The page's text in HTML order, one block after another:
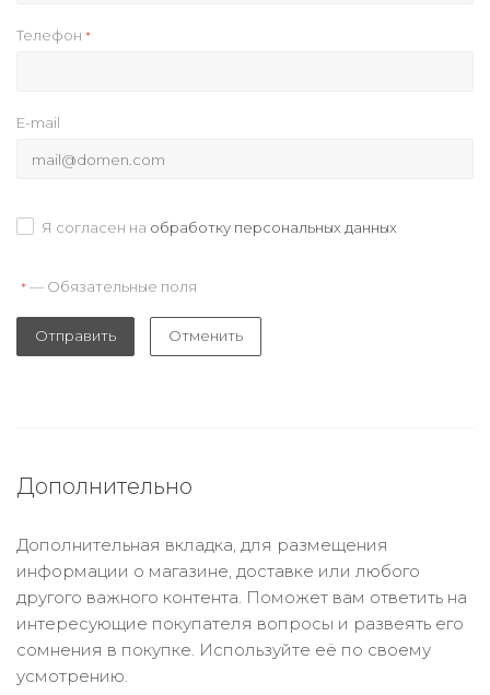
Телефон *
E-mail
Я согласен на обработку персональных данных
* — Обязательные поля
Отправить Отменить
Дополнительно
Дополнительная вкладка, для размещения
информации о магазине, доставке или любого
другого важного контента. Поможет вам ответить на
интересующие покупателя вопросы и развеять его
сомнения в покупке. Используйте её по своему
усмотрению.